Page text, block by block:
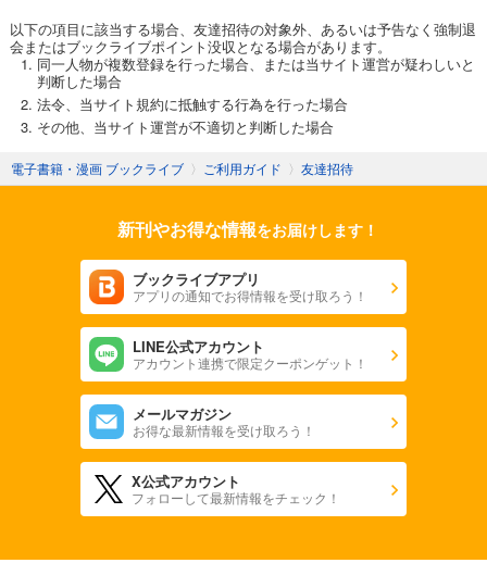
以下の項目に該当する場合、友達招待の対象外、あるいは予告なく強制退
会またはブックライブポイント没収となる場合があります。
同一人物が複数登録を行った場合、または当サイト運営が疑わしいと
判断した場合
法令、当サイト規約に抵触する行為を行った場合
その他、当サイト運営が不適切と判断した場合
電子書籍・漫画 ブックライブ 〉 ご利用ガイド 〉 友達招待
新刊やお得な情報をお届けします！
ブックライブアプリ
アプリの通知でお得情報を受け取ろう！
LINE公式アカウント
アカウント連携で限定クーポンゲット！
メールマガジン
お得な最新情報を受け取ろう！
X公式アカウント
フォローして最新情報をチェック！